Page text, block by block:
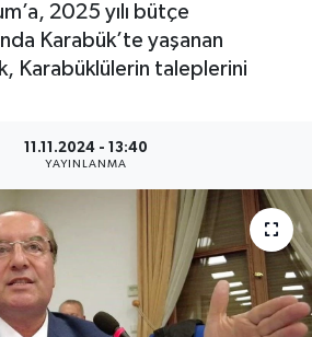
2025 yılı bütçe
Karabük’te yaşanan
Karabüklülerin taleplerini
11.11.2024 - 13:40
YAYINLANMA